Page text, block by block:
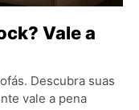
Vale a
Descubra suas
vale a pena